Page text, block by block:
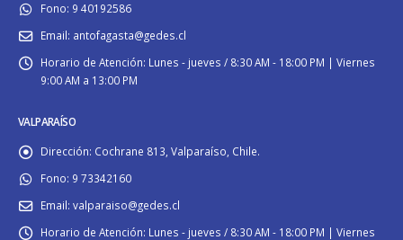
Fono: 9 40192586
Email: antofagasta@gedes.cl
Horario de Atención: Lunes - jueves / 8:30 AM - 18:00 PM | Viernes
9:00 AM a 13:00 PM
VALPARAÍSO
Dirección: Cochrane 813, Valparaíso, Chile.
Fono: 9 73342160
Email: valparaiso@gedes.cl
Horario de Atención: Lunes - jueves / 8:30 AM - 18:00 PM | Viernes